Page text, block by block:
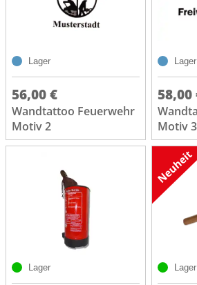
Lager
56,00 €
Wandtattoo Feuerwehr
Motiv 2
Lager
58,00
Motiv 3
Lager Lager